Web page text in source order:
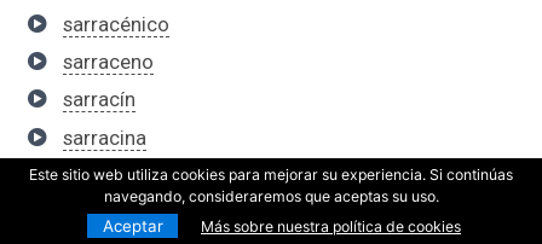
sarracénico
sarraceno
sarracín
sarracina
sarracino
sarrio
Este sitio web utiliza cookies para mejorar su experiencia. Si continúas
navegando, consideraremos que aceptas su uso.
Aceptar Más sobre nuestra política de cookies